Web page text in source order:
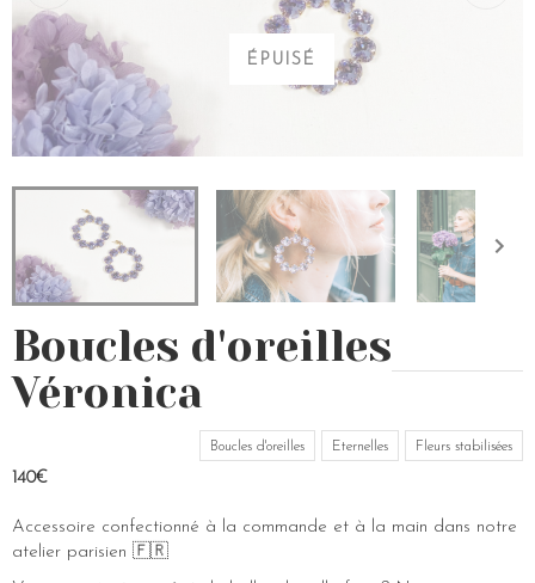
ÉPUISÉ
Boucles d'oreilles
Véronica
Boucles d'oreilles Eternelles Fleurs stabilisées
140€
Accessoire confectionné à la commande et à la main dans notre
atelier parisien 🇫🇷